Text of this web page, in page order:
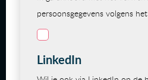
Volg ons en blijf up to date en/of